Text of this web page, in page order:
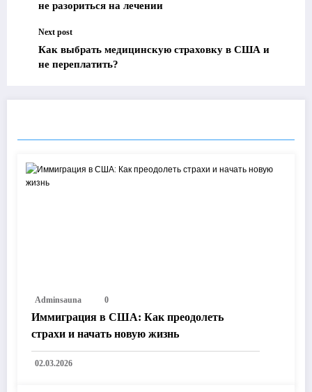
не разориться на лечении
Next post
Как выбрать медицинскую страховку в США и
не переплатить?
Adminsauna 0
Иммиграция в США: Как преодолеть
страхи и начать новую жизнь
02.03.2026